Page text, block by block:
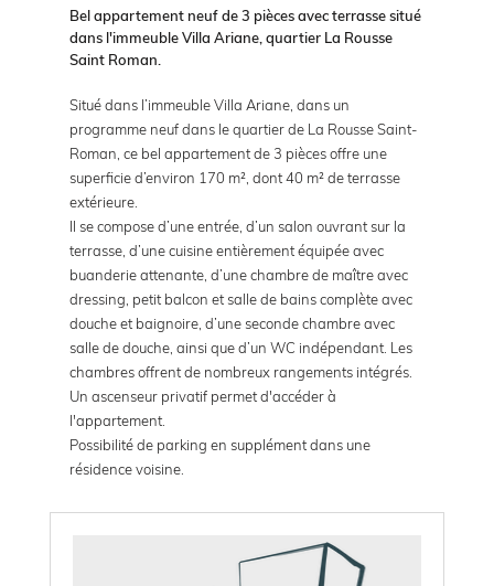
Bel appartement neuf de 3 pièces avec terrasse situé
dans l'immeuble Villa Ariane, quartier La Rousse
Saint Roman.
Situé dans l’immeuble Villa Ariane, dans un
programme neuf dans le quartier de La Rousse Saint-
Roman, ce bel appartement de 3 pièces offre une
superficie d’environ 170 m², dont 40 m² de terrasse
extérieure.
Il se compose d’une entrée, d’un salon ouvrant sur la
terrasse, d’une cuisine entièrement équipée avec
buanderie attenante, d’une chambre de maître avec
dressing, petit balcon et salle de bains complète avec
douche et baignoire, d’une seconde chambre avec
salle de douche, ainsi que d’un WC indépendant. Les
chambres offrent de nombreux rangements intégrés.
Un ascenseur privatif permet d'accéder à
l'appartement.
Possibilité de parking en supplément dans une
résidence voisine.